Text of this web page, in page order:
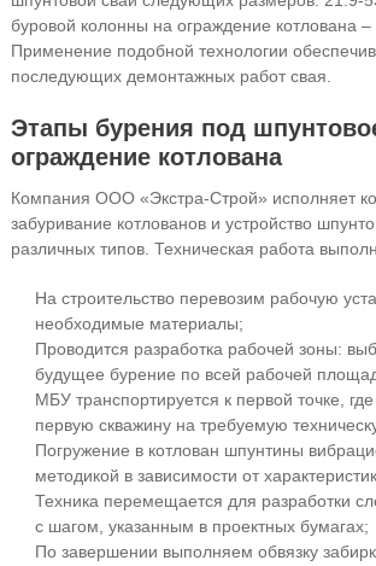
буровой колонны на ограждение котлована –
Применение подобной технологии
последующих демонтажных работ свая.
Этапы бурения под
ограждение котлована
Компания ООО «Экстра-Строй» исполняет
забуривание котлованов и устройство
различных типов. Техническая работа
На строительство перевозим рабочую
необходимые материалы;
Проводится разработка рабочей зоны:
будущее бурение по всей рабочей
МБУ транспортируется к первой точке,
первую скважину на требуемую
Погружение в котлован шпунтины
методикой в зависимости от
Техника перемещается для разработки
с шагом, указанным в проектных бумагах;
По завершении выполняем обвязку